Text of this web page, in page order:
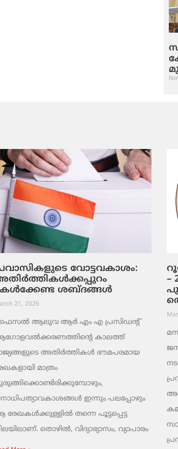
വോട്ടവകാശം:
ശബ്ദങ്ങൾ
21, 2026
ആലുവ ആർ എം എ പ്രസിഡന്റ്
കാലത്ത്
അതിർത്തികൾ ഭൗമപരമായ
മാത്രം
ഇന്നും പലപ്പോഴും
രേഖകൾക്കുള്ളിൽ തന്നെ പൂട്ടപ്പെട്ട
തൊഴിൽ, വിദ്യാഭ്യാസം, വ്യാപാരം
–